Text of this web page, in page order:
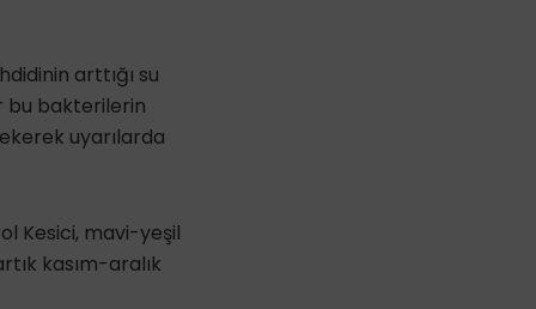
arttığı su
bu bakterilerin
uyarılarda
Kesici, mavi-yeşil
kasım-aralık